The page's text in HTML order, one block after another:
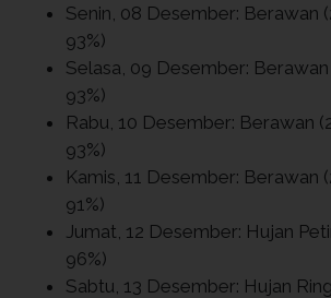
Senin, 08 Desember: Berawan
93%)
Selasa, 09 Desember: Berawan
93%)
Rabu, 10 Desember: Berawan
93%)
Kamis, 11 Desember: Berawan
91%)
Jumat, 12 Desember: Hujan
96%)
Sabtu, 13 Desember: Hujan